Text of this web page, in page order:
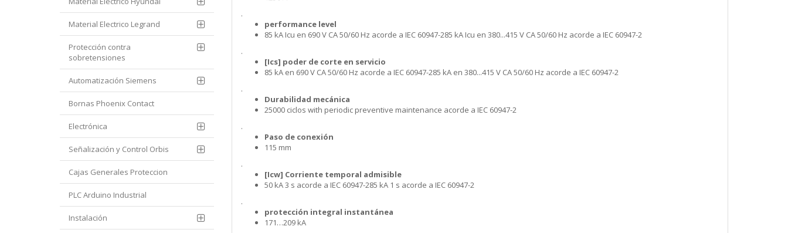
.
performance level
85 kA Icu en 690 V CA 50/60 Hz acorde a IEC 60947-285 kA Icu en 380...415 V CA 50/60 Hz acorde a IEC 60947-2
.
[Ics] poder de corte en servicio
85 kA en 690 V CA 50/60 Hz acorde a IEC 60947-285 kA en 380...415 V CA 50/60 Hz acorde a IEC 60947-2
.
Durabilidad mecánica
25000 ciclos with periodic preventive maintenance acorde a IEC 60947-2
.
Paso de conexión
115 mm
.
[Icw] Corriente temporal admisible
50 kA 3 s acorde a IEC 60947-285 kA 1 s acorde a IEC 60947-2
.
protección integral instantánea
171…209 kA
Material Electrico Legrand
Protección contra
sobretensiones
Automatización Siemens
Bornas Phoenix Contact
Electrónica
Señalización y Control Orbis
Cajas Generales Proteccion
PLC Arduino Industrial
Instalación